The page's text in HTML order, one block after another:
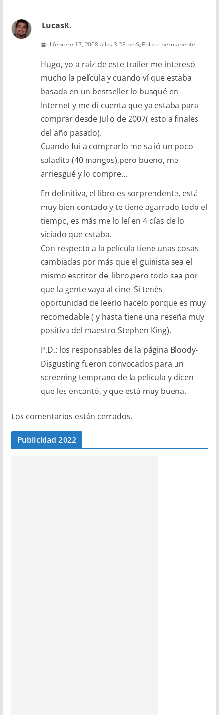
LucasR.
el febrero 17, 2008 a las 3:28 pm Enlace permanente
Hugo, yo a raíz de este trailer me interesó
mucho la película y cuando ví que estaba
basada en un bestseller lo busqué en
Internet y me di cuenta que ya estaba para
comprar desde Julio de 2007( esto a finales
del año pasado).
Cuando fui a comprarlo me salió un poco
saladito (40 mangos),pero bueno, me
arriesgué y lo compre…
En definitiva, el libro es sorprendente, está
muy bien contado y te tiene agarrado todo el
tiempo, es más me lo leí en 4 días de lo
viciado que estaba.
Con respecto a la película tiene unas cosas
cambiadas por más que el guinista sea el
mismo escritor del libro,pero todo sea por
que la gente vaya al cine. Si tenés
oportunidad de leerlo hacélo porque es muy
recomedable ( y hasta tiene una reseña muy
positiva del maestro Stephen King).
P.D.: los responsables de la página Bloody-
Disgusting fueron convocados para un
screening temprano de la película y dicen
que les encantó, y que está muy buena.
Los comentarios están cerrados.
Publicidad 2022